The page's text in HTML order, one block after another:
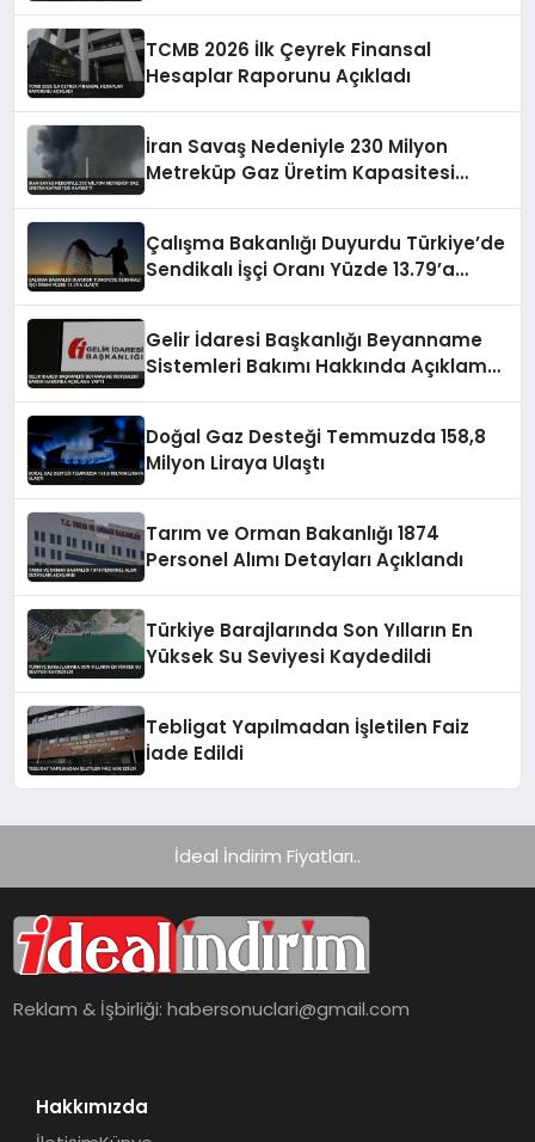
TCMB 2026 İlk Çeyrek Finansal
Hesaplar Raporunu Açıkladı
İran Savaş Nedeniyle 230 Milyon
Metreküp Gaz Üretim Kapasitesi
Çalışma Bakanlığı Duyurdu Türkiye’de
Sendikalı İşçi Oranı Yüzde 13.79’a
Gelir İdaresi Başkanlığı Beyanname
Sistemleri Bakımı Hakkında Açıklama
Doğal Gaz Desteği Temmuzda 158,8
Milyon Liraya Ulaştı
Tarım ve Orman Bakanlığı 1874
Personel Alımı Detayları Açıklandı
Türkiye Barajlarında Son Yılların En
Yüksek Su Seviyesi Kaydedildi
Tebligat Yapılmadan İşletilen Faiz
İade Edildi
İdeal İndirim Fiyatları..
Reklam & İşbirliği:habersonuclari@gmail.com
Hakkımızda